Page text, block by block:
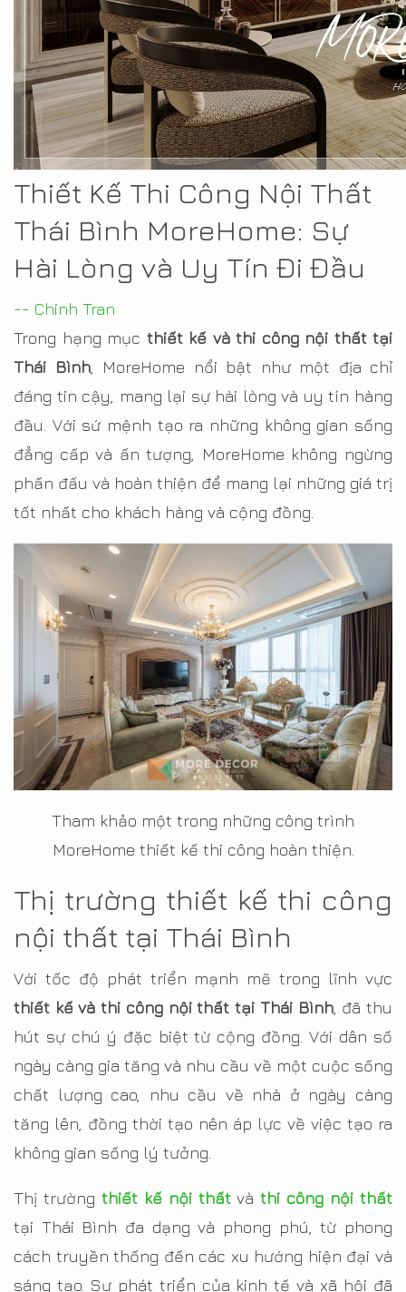
Thiết Kế Thi Công Nội Thất
Thái Bình MoreHome: Sự
Hài Lòng và Uy Tín Đi Đầu
-- Chinh Tran
Trong hạng mục thiết kế và thi công nội thất tại
Thái Bình, MoreHome nổi bật như một địa chỉ
đáng tin cậy, mang lại sự hài lòng và uy tín hàng
đầu. Với sứ mệnh tạo ra những không gian sống
đẳng cấp và ấn tượng, MoreHome không ngừng
phấn đấu và hoàn thiện để mang lại những giá trị
tốt nhất cho khách hàng và cộng đồng.
Tham khảo một trong những công trình
MoreHome thiết kế thi công hoàn thiện.
Thị trường thiết kế thi công
nội thất tại Thái Bình
Với tốc độ phát triển mạnh mẽ trong lĩnh vực
thiết kế và thi công nội thất tại Thái Bình, đã thu
hút sự chú ý đặc biệt từ cộng đồng. Với dân số
ngày càng gia tăng và nhu cầu về một cuộc sống
chất lượng cao, nhu cầu về nhà ở ngày càng
tăng lên, đồng thời tạo nên áp lực về việc tạo ra
không gian sống lý tưởng.
Thị trường thiết kế nội thấtvàthi công nội thất
tại Thái Bình đa dạng và phong phú, từ phong
cách truyền thống đến các xu hướng hiện đại và
sáng tạo. Sự phát triển của kinh tế và xã hội đã